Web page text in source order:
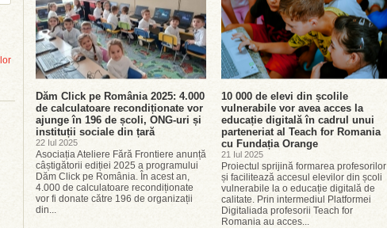
Dăm Click pe România 2025: 4.000
de calculatoare recondiționate vor
ajunge în 196 de școli, ONG-uri și
instituții sociale din țară
22 Iul 2025
Asociația Ateliere Fără Frontiere anunță
câștigătorii ediției 2025 a programului
Dăm Click pe România. În acest an,
4.000 de calculatoare recondiționate
vor fi donate către 196 de organizații
din...
10 000 de elevi din școlile
vulnerabile vor avea acces la
educație digitală în cadrul unui
parteneriat al Teach for Romania
cu Fundația Orange
21 Iul 2025
Proiectul sprijină formarea profesorilor
și facilitează accesul elevilor din școli
vulnerabile la o educație digitală de
calitate. Prin intermediul Platformei
Digitaliada profesorii Teach for
Romania au acces...